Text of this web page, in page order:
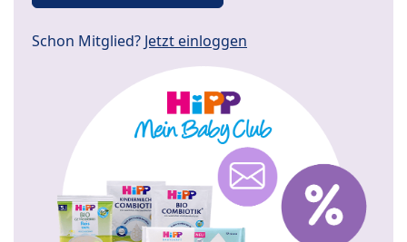
Schon Mitglied? Jetzt einloggen